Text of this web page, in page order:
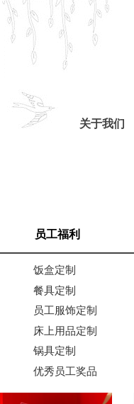
关于我们
员工福利
饭盒定制
餐具定制
员工服饰定制
床上用品定制
锅具定制
优秀员工奖品